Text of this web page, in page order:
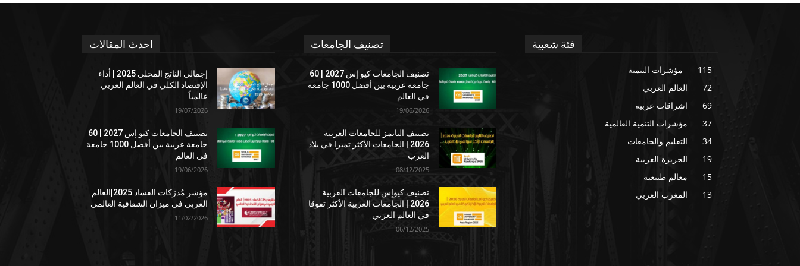
احدث المقالات
إجمالي الناتج المحلي 2025 | أداء
الإقتصاد الكلي في العالم العربي
عالمياً
19/07/2026
تصنيف الجامعات كيو إس 2027 | 60
جامعة عربية بين أفضل 1000 جامعة
في العالم
19/06/2026
مؤشر مُدرَكات الفساد 2025|العالم
العربي في ميزان الشفافية العالمي
11/02/2026
تصنيف الجامعات
تصنيف الجامعات كيو إس 2027 | 60
جامعة عربية بين أفضل 1000 جامعة
في العالم
19/06/2026
تصنيف التايمز للجامعات العربية
2026 | الجامعات الأكثر تميزا في بلاد
العرب
08/12/2025
تصنيف كيوإس للجامعات العربية
2026 | الجامعات العربية الأكثر تفوقا
في العالم العربي
06/12/2025
فئة شعبية
مؤشرات التنمية
115
العالم العربي
72
اشراقات عربية
69
مؤشرات التنمية العالمية
37
التعليم والجامعات
34
الجزيرة العربية
19
معالم طبيعية
15
المغرب العربي
13